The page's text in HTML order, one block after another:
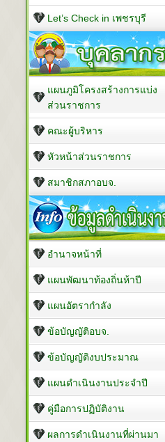
Let’s Check in เพชรบุรี
แผนภูมิโครงสร้างการแบ่ง
ส่วนราชการ
คณะผู้บริหาร
หัวหน้าส่วนราชการ
สมาชิกสภาอบจ.
อำนาจหน้าที่
แผนพัฒนาท้องถิ่นห้าปี
แผนอัตรากำลัง
ข้อบัญญัติอบจ.
ข้อบัญญัติงบประมาณ
แผนดำเนินงานประจำปี
คู่มือการปฏิบัติงาน
ผลการดำเนินงานที่ผ่านมา